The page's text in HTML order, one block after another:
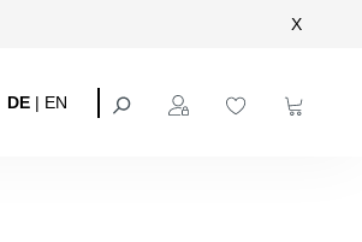
X
DE | EN